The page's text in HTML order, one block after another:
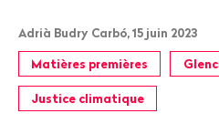
Adrià Budry Carbó, 15 juin 2023
Matières premières
Justice climatique